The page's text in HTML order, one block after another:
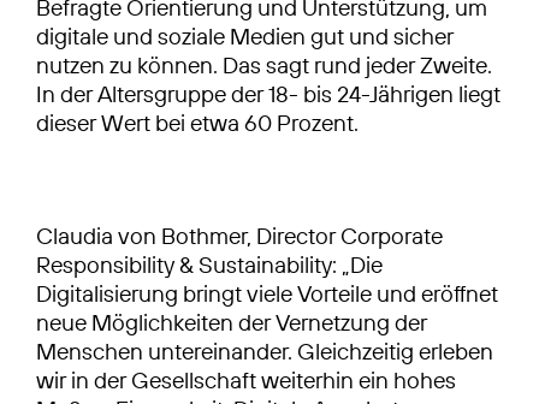
Befragte Orientierung und Unterstützung, um
digitale und soziale Medien gut und sicher
nutzen zu können. Das sagt rund jeder Zweite.
In der Altersgruppe der 18- bis 24-Jährigen liegt
dieser Wert bei etwa 60 Prozent.
Claudia von Bothmer, Director Corporate
Responsibility & Sustainability: „Die
Digitalisierung bringt viele Vorteile und eröffnet
neue Möglichkeiten der Vernetzung der
Menschen untereinander. Gleichzeitig erleben
wir in der Gesellschaft weiterhin ein hohes